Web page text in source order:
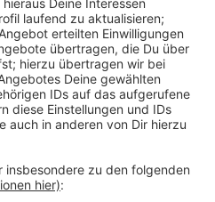
Düsseldorf sind nach wie
Japaner sind in unserer
Im doppelt so großen
Japaner.